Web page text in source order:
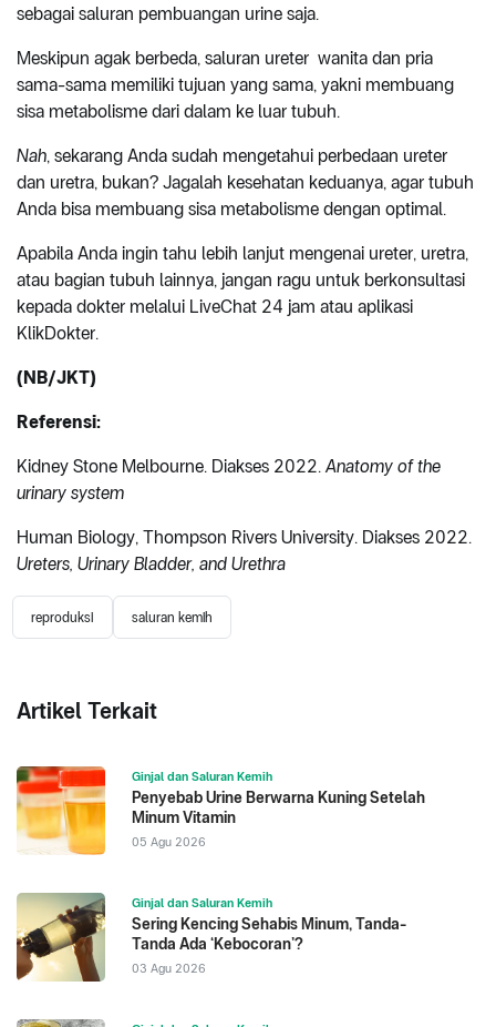
sebagai saluran pembuangan urine saja.
Meskipun agak berbeda, saluran ureter wanita dan pria
sama-sama memiliki tujuan yang sama, yakni membuang
sisa metabolisme dari dalam ke luar tubuh.
Nah, sekarang Anda sudah mengetahui perbedaan ureter
dan uretra, bukan? Jagalah kesehatan keduanya, agar tubuh
Anda bisa membuang sisa metabolisme dengan optimal.
Apabila Anda ingin tahu lebih lanjut mengenai ureter, uretra,
atau bagian tubuh lainnya, jangan ragu untuk berkonsultasi
kepada dokter melalui LiveChat 24 jam atau aplikasi
KlikDokter.
(NB/JKT)
Referensi:
Kidney Stone Melbourne. Diakses 2022. Anatomy of the
urinary system
Human Biology, Thompson Rivers University. Diakses 2022.
Ureters, Urinary Bladder, and Urethra
reproduksi saluran kemih
Artikel Terkait
Ginjal dan Saluran Kemih
Penyebab Urine Berwarna Kuning Setelah
Minum Vitamin
05 Agu 2026
Ginjal dan Saluran Kemih
Sering Kencing Sehabis Minum, Tanda-
Tanda Ada ‘Kebocoran’?
03 Agu 2026